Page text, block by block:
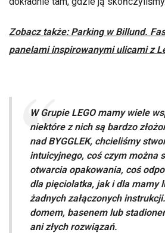
Zobacz także: Parking w Billund.
panelami inspirowanymi ulicami z
W Grupie LEGO mamy wiele
niektóre z nich są bardzo
nad BYGGLEK, chcieliśmy
intuicyjnego, coś czym można
otwarcia opakowania, coś
dla pięciolatka, jak i dla mamy
żadnych załączonych
domem, basenem lub
ani złych rozwiązań.